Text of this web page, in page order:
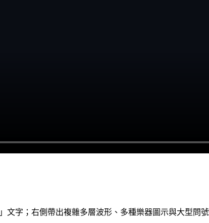
字；右側帶出複雜多層波形、多種樂器圖示與大型問